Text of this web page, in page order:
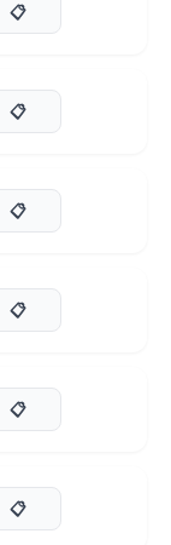
📋
📋
📋
📋
📋
📋